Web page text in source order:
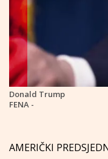
Donald Trump
FENA -
AMERIČKI